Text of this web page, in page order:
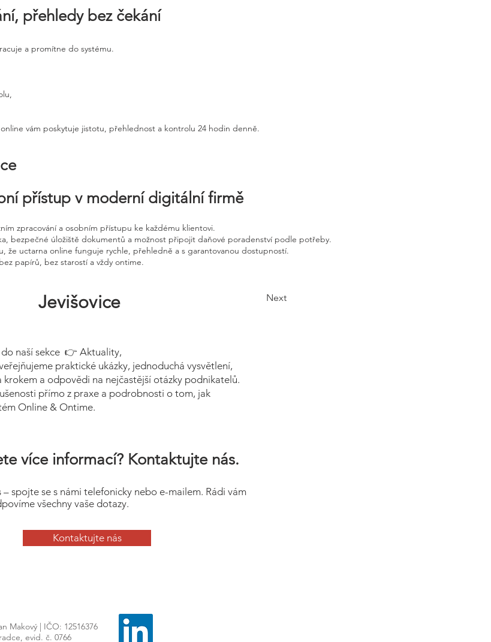
přehledy bez čekání
a promítne do systému.
vám poskytuje jistotu, přehlednost a kontrolu 24 hodin denně.
přístup v moderní digitální firmě
zpracování a osobním přístupu ke každému klientovi.
bezpečné úložiště dokumentů a možnost připojit daňové poradenství podle potřeby.
že uctarna online funguje rychle, přehledně a s garantovanou dostupností.
papírů, bez starostí a vždy ontime.
Next
Jevišovice
do naší sekce 👉 Aktuality,
praktické ukázky, jednoduchá vysvětlení,
krokem a odpovědi na nejčastější otázky podnikatelů.
přímo z praxe a podrobnosti o tom, jak
Online & Ontime.
více informací? Kontaktujte nás.
– spojte se s námi telefonicky nebo e-mailem. Rádi vám
všechny vaše dotazy.
Kontaktujte nás
Makový | IČO: 12516376
evid. č. 0766